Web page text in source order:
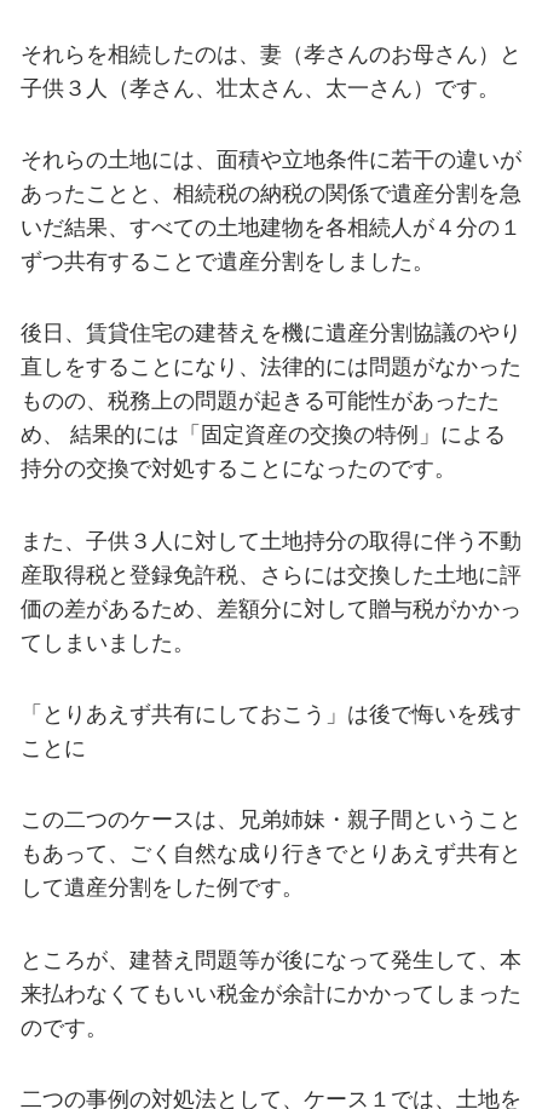
それらを相続したのは、妻（孝さんのお母さん）と
子供３人（孝さん、壮太さん、太一さん）です。
それらの土地には、面積や立地条件に若干の違いが
あったことと、相続税の納税の関係で遺産分割を急
いだ結果、すべての土地建物を各相続人が４分の１
ずつ共有することで遺産分割をしました。
後日、賃貸住宅の建替えを機に遺産分割協議のやり
直しをすることになり、法律的には問題がなかった
ものの、税務上の問題が起きる可能性があったた
め、 結果的には「固定資産の交換の特例」による
持分の交換で対処することになったのです。
また、子供３人に対して土地持分の取得に伴う不動
産取得税と登録免許税、さらには交換した土地に評
価の差があるため、差額分に対して贈与税がかかっ
てしまいました。
「とりあえず共有にしておこう」は後で悔いを残す
ことに
この二つのケースは、兄弟姉妹・親子間ということ
もあって、ごく自然な成り行きでとりあえず共有と
して遺産分割をした例です。
ところが、建替え問題等が後になって発生して、本
来払わなくてもいい税金が余計にかかってしまった
のです。
二つの事例の対処法として、ケース１では、土地を